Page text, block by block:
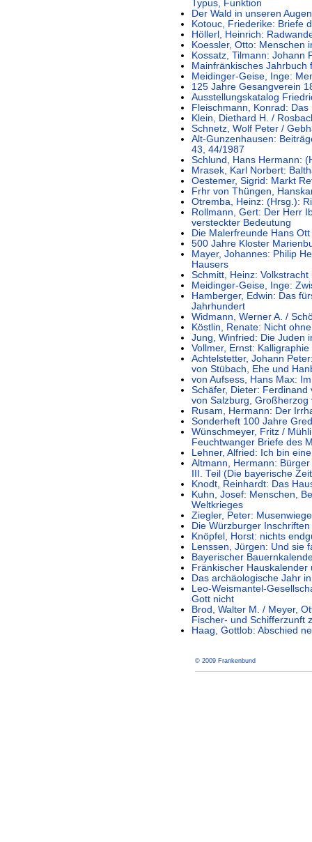
Typus, Funktion
Der Wald in unseren Augen
Kotouc, Friederike: Briefe
Höllerl, Heinrich:
Koessler, Otto: Menschen
Kossatz, Tilmann: Johann
Mainfränkisches
Meidinger-Geise, Inge:
125 Jahre Gesangverein
Ausstellungskatalog
Fleischmann, Konrad:
Klein, Diethard H. /
Schnetz, Wolf Peter /
Alt-Gunzenhausen:
43, 44/1987
Schlund, Hans Hermann:
Mrasek, Karl Norbert:
Oestemer, Sigrid: Markt
Frhr von Thüngen,
Otremba, Heinz: (Hrsg.):
Rollmann, Gert: Der Herr
versteckter Bedeutung
Die Malerfreunde Hans
500 Jahre Kloster
Mayer, Johannes: Philip
Hausers
Schmitt, Heinz: Volkstracht
Meidinger-Geise, Inge:
Hamberger, Edwin: Das
Jahrhundert
Widmann, Werner A. /
Köstlin, Renate: Nicht
Jung, Winfried: Die Juden
Vollmer, Ernst:
Achtelstetter, Johann
von Stübach, Ehe und
von Aufsess, Hans Max:
Schäfer, Dieter:
von Salzburg, Großherzog
Rusam, Hermann: Der
Sonderheft 100 Jahre
Wünschmeyer, Fritz /
Feuchtwanger Briefe des
Lehner, Alfried: Ich bin
Altmann, Hermann:
III. Teil (Die bayerische
Knodt, Reinhardt: Das
Kuhn, Josef: Menschen,
Weltkrieges
Ziegler, Peter:
Die Würzburger
Knöpfel, Horst: nichts
Lenssen, Jürgen: Und sie
Bayerischer
Fränkischer
Das archäologische Jahr
Leo-Weismantel-
Gott nicht
Brod, Walter M. / Meyer,
Fischer- und Schifferzunft
Haag, Gottlob: Abschied
© 2009 Frankenbund